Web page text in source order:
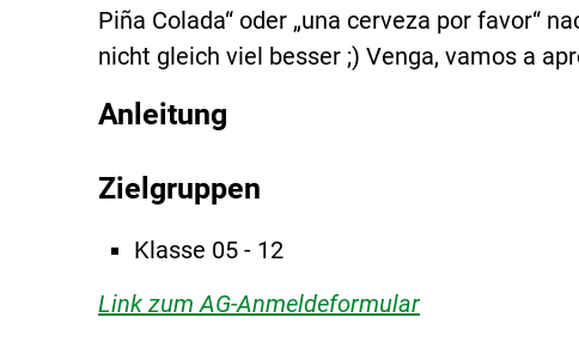
Piña Colada“ oder „una cerveza por favor“
nicht gleich viel besser ;) Venga, vamos a
Anleitung
Zielgruppen
Klasse 05 - 12
Link zum AG-Anmeldeformular